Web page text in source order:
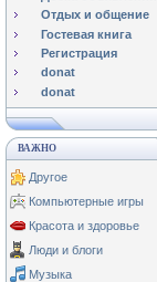
Отдых и общение
Гостевая книга
Регистрация
donat
donat
ВАЖНО
Другое
Компьютерные игры
Красота и здоровье
Люди и блоги
Музыка